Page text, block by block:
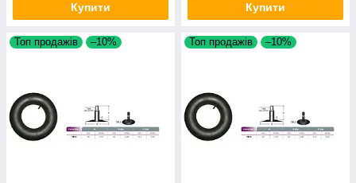
Купити Купити
Топ продажів –10% Топ продажів –10%